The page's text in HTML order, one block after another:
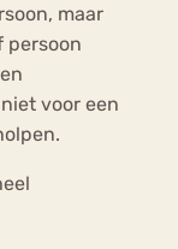
maar
persoon
voor een